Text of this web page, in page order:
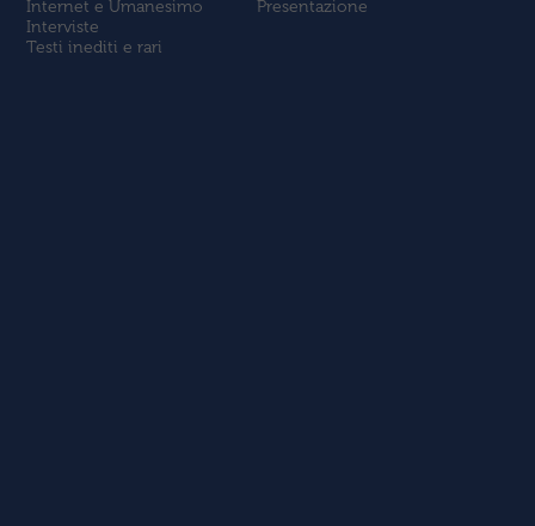
Internet e Umanesimo
Interviste
Testi inediti e rari
Presentazione